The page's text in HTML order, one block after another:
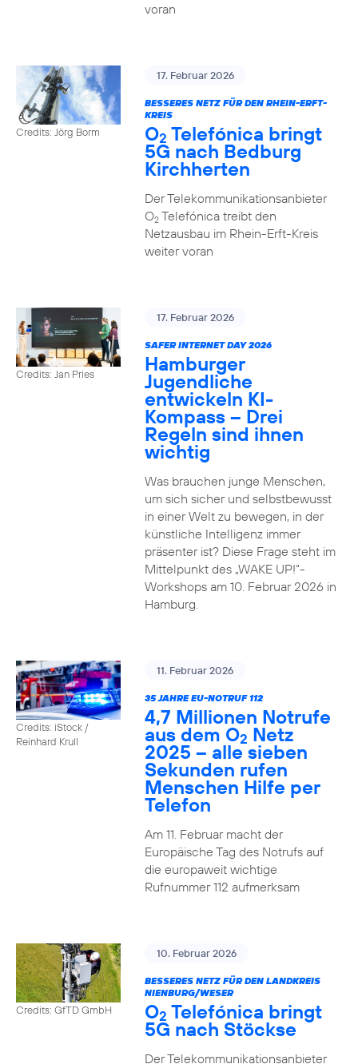
voran
Credits: Jörg Borm
17. Februar 2026
BESSERES NETZ FÜR DEN RHEIN-ERFT-
KREIS
O2 Telefónica bringt
5G nach Bedburg
Kirchherten
Der Telekommunikationsanbieter
O2Telefónica treibt den
Netzausbau im Rhein-Erft-Kreis
weiter voran
Credits: Jan Pries
17. Februar 2026
SAFER INTERNET DAY 2026
Hamburger
Jugendliche
entwickeln KI-
Kompass – Drei
Regeln sind ihnen
wichtig
Was brauchen junge Menschen,
um sich sicher und selbstbewusst
in einer Welt zu bewegen, in der
künstliche Intelligenz immer
präsenter ist? Diese Frage steht im
Mittelpunkt des „WAKE UP!“-
Workshops am 10. Februar 2026 in
Hamburg.
Credits: iStock /
Reinhard Krull
11. Februar 2026
35 JAHRE EU-NOTRUF 112
4,7 Millionen Notrufe
aus dem O2 Netz
2025 – alle sieben
Sekunden rufen
Menschen Hilfe per
Telefon
Am 11. Februar macht der
Europäische Tag des Notrufs auf
die europaweit wichtige
Rufnummer 112 aufmerksam
Credits: GfTD GmbH
10. Februar 2026
BESSERES NETZ FÜR DEN LANDKREIS
NIENBURG/WESER
O2 Telefónica bringt
5G nach Stöckse
Der Telekommunikationsanbieter